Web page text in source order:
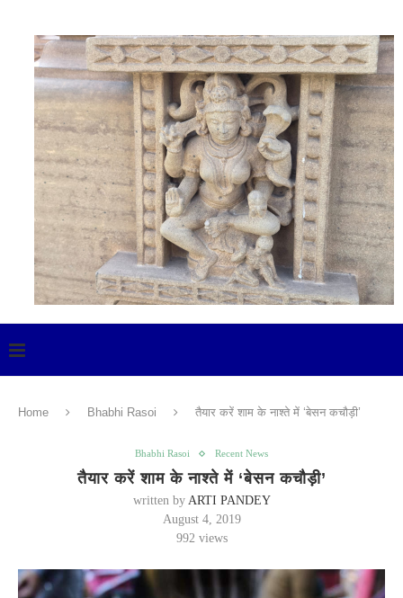
Home Bhabhi Rasoi तैयार करें शाम के नाश्ते में ‘बेसन कचौड़ी’
Bhabhi Rasoi Recent News
तैयार करें शाम के नाश्ते में ‘बेसन कचौड़ी’
written by ARTI PANDEY
August 4, 2019
992views